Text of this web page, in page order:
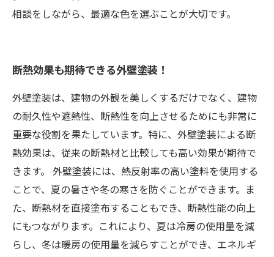
相談をしながら、最適な色を選ぶことが大切です。
断熱効果も期待できる外壁塗装！
外壁塗装は、建物の外観を美しくするだけでなく、建物
の耐久性や遮熱性、断熱性を向上させるためにも非常に
重要な役割を果たしています。特に、外壁塗装による断
熱効果は、従来の断熱材と比較しても高い効果が期待で
きます。 外壁塗装には、熱反射率の高い塗料を使用する
ことで、夏の暑さや冬の寒さを防ぐことができます。ま
た、断熱材を直接塗布することもでき、断熱性能の向上
にもつながります。これにより、夏は冷房の使用量を減
らし、冬は暖房の使用量を減らすことができ、エネルギ